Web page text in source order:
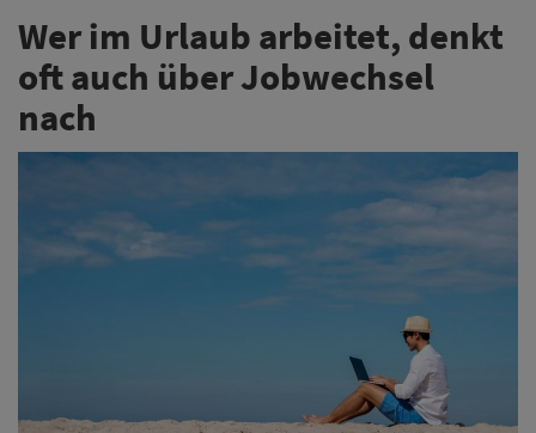
Wer im Urlaub arbeitet, denkt
oft auch über Jobwechsel
nach